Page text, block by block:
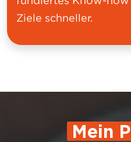
Ziele schneller.
Mein